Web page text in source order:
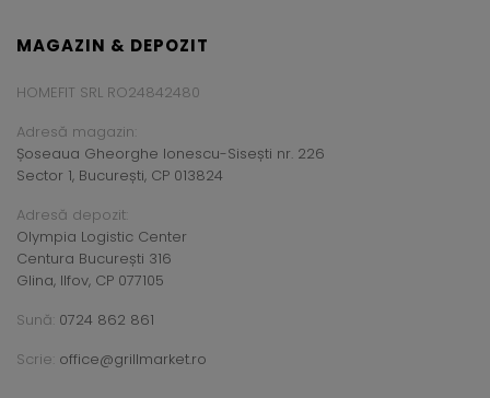
MAGAZIN & DEPOZIT
HOMEFIT SRL RO24842480
Adresă magazin:
Șoseaua Gheorghe Ionescu-Sisești nr. 226
Sector 1, București, CP 013824
Adresă depozit:
Olympia Logistic Center
Centura București 316
Glina, Ilfov, CP 077105
Sună: 0724 862 861
Scrie: office@grillmarket.ro